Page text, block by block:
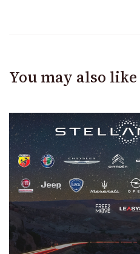
You may also like